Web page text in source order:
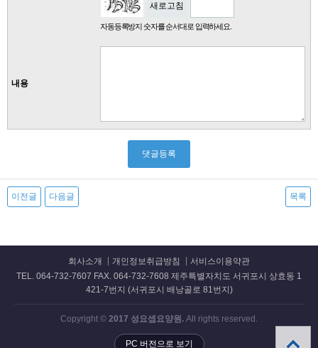
새로고침
자동등록방지 숫자를 순서대로 입력하세요.
내용
이전글 다음글 목록
회사소개 개인정보취급방침
서비스이용약관
TEL. 064-732-7607 FAX. 064-732-7608 제주특별자치도 서귀포시 상효동 1
421-7번지 (서귀포시 배낭골로 81번지)
Copyright © 2017 성요셉요양원. All rights reserved.
PC 버전으로 보기